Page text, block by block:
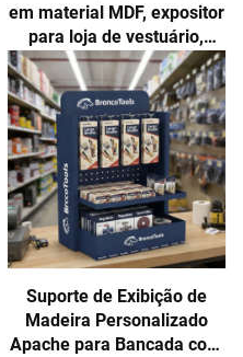
em material MDF, expositor
para loja de vestuário,
grande venda
Suporte de Exibição de
Madeira Personalizado
Apache para Bancada com